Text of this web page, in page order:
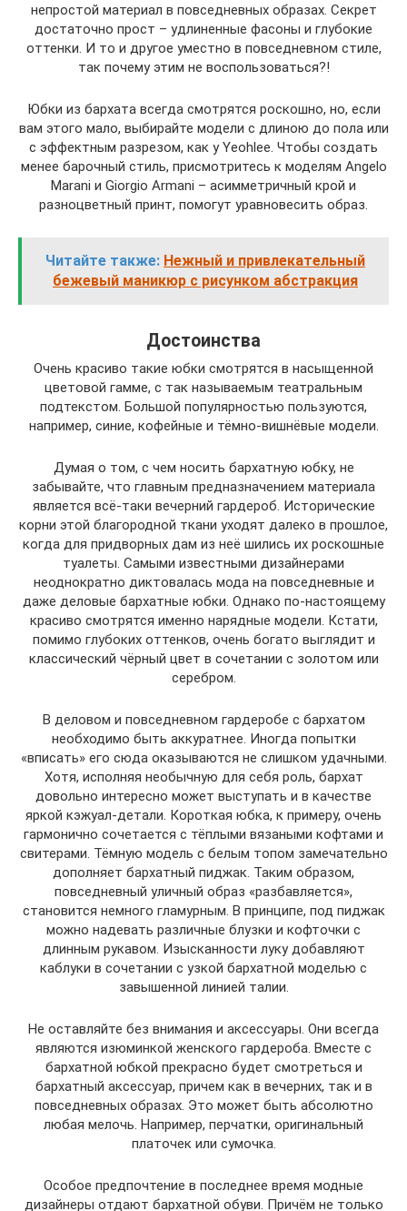
непростой материал в повседневных образах. Секрет
достаточно прост – удлиненные фасоны и глубокие
оттенки. И то и другое уместно в повседневном стиле,
так почему этим не воспользоваться?!
Юбки из бархата всегда смотрятся роскошно, но, если
вам этого мало, выбирайте модели с длиною до пола или
с эффектным разрезом, как у Yeohlee. Чтобы создать
менее барочный стиль, присмотритесь к моделям Angelo
Marani и Giorgio Armani – асимметричный крой и
разноцветный принт, помогут уравновесить образ.
Читайте также: Нежный и привлекательный
бежевый маникюр с рисунком абстракция
Достоинства
Очень красиво такие юбки смотрятся в насыщенной
цветовой гамме, с так называемым театральным
подтекстом. Большой популярностью пользуются,
например, синие, кофейные и тёмно-вишнёвые модели.
Думая о том, с чем носить бархатную юбку, не
забывайте, что главным предназначением материала
является всё-таки вечерний гардероб. Исторические
корни этой благородной ткани уходят далеко в прошлое,
когда для придворных дам из неё шились их роскошные
туалеты. Самыми известными дизайнерами
неоднократно диктовалась мода на повседневные и
даже деловые бархатные юбки. Однако по-настоящему
красиво смотрятся именно нарядные модели. Кстати,
помимо глубоких оттенков, очень богато выглядит и
классический чёрный цвет в сочетании с золотом или
серебром.
В деловом и повседневном гардеробе с бархатом
необходимо быть аккуратнее. Иногда попытки
«вписать» его сюда оказываются не слишком удачными.
Хотя, исполняя необычную для себя роль, бархат
довольно интересно может выступать и в качестве
яркой кэжуал-детали. Короткая юбка, к примеру, очень
гармонично сочетается с тёплыми вязаными кофтами и
свитерами. Тёмную модель с белым топом замечательно
дополняет бархатный пиджак. Таким образом,
повседневный уличный образ «разбавляется»,
становится немного гламурным. В принципе, под пиджак
можно надевать различные блузки и кофточки с
длинным рукавом. Изысканности луку добавляют
каблуки в сочетании с узкой бархатной моделью с
завышенной линией талии.
Не оставляйте без внимания и аксессуары. Они всегда
являются изюминкой женского гардероба. Вместе с
бархатной юбкой прекрасно будет смотреться и
бархатный аксессуар, причем как в вечерних, так и в
повседневных образах. Это может быть абсолютно
любая мелочь. Например, перчатки, оригинальный
платочек или сумочка.
Особое предпочтение в последнее время модные
дизайнеры отдают бархатной обуви. Причём не только